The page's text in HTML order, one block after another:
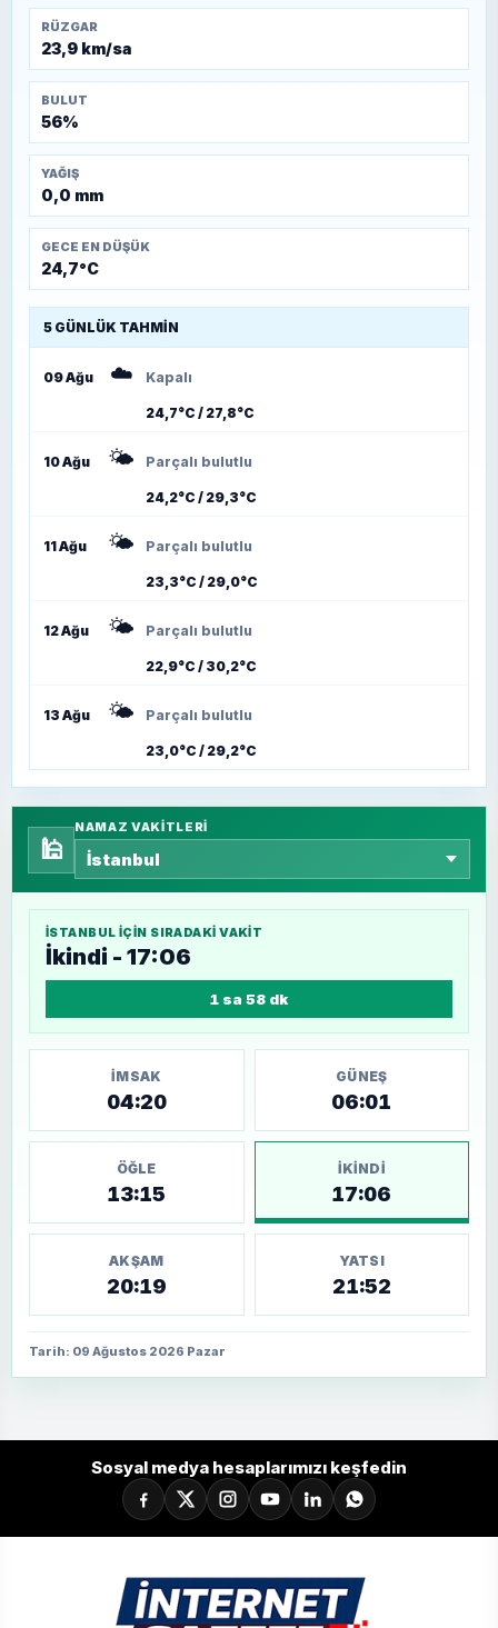
RÜZGAR
23,9 km/sa
BULUT
56%
YAĞIŞ
0,0 mm
GECE EN DÜŞÜK
24,7°C
5 GÜNLÜK TAHMIN
09 Ağu ☁️ Kapalı
24,7°C / 27,8°C
10 Ağu 🌤️ Parçalı bulutlu
24,2°C / 29,3°C
11 Ağu 🌤️ Parçalı bulutlu
23,3°C / 29,0°C
12 Ağu 🌤️ Parçalı bulutlu
22,9°C / 30,2°C
13 Ağu 🌤️ Parçalı bulutlu
23,0°C / 29,2°C
🕌
NAMAZ VAKITLERI
İSTANBUL IÇIN SIRADAKI VAKIT
İkindi - 17:06
1 sa 58 dk
İMSAK
04:20
GÜNEŞ
06:01
ÖĞLE
13:15
İKINDI
17:06
AKŞAM
20:19
YATSI
21:52
Tarih: 09 Ağustos 2026 Pazar
Sosyal medya hesaplarımızı keşfedin